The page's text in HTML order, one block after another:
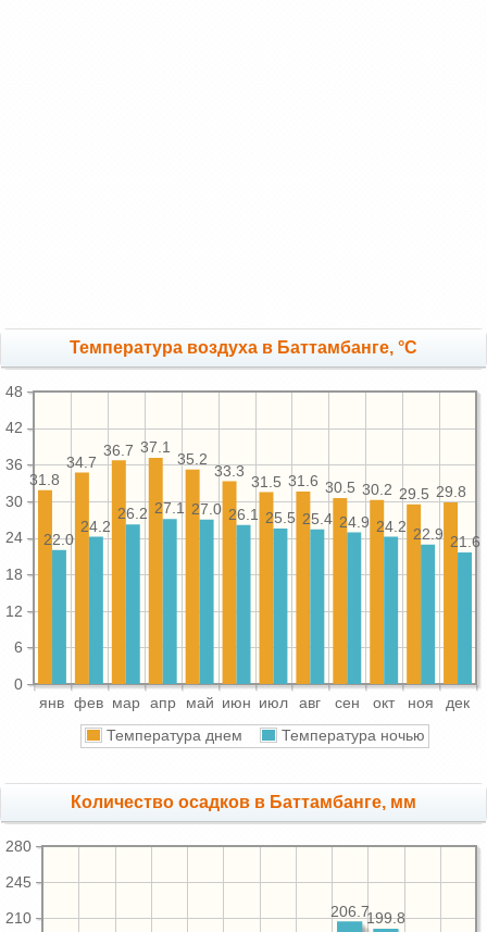
Температура воздуха в Баттамбанге, °C
янв фев мар апр май июн июл авг сен окт ноя дек
0
6
12
18
24
30
36
42
48
29.8
29.5
30.2
30.5
31.6
31.5
33.3
35.2
37.1
36.7
34.7
31.8
21.6
22.9
24.2
24.9
25.4
25.5
26.1
27.0
27.1
26.2
24.2
22.0
Температура днем Температура ночью
Количество осадков в Баттамбанге, мм
210
245
280
199.8
206.7